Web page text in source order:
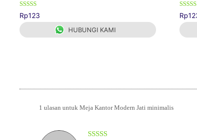
Dinilai
5.00
dari 5
Rp123
HUBUNGI KAMI
5.00
dari 5
Rp
1 ulasan untukMeja Kantor Modern Jati minimalis